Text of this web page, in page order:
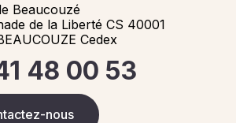
Beaucouzé
de la Liberté CS 40001
Cedex
48 00 53
nous